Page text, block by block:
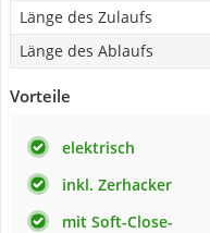
Länge des Zulaufs
Länge des Ablaufs
Vorteile
elektrisch
inkl. Zerhacker
mit Soft-Close-